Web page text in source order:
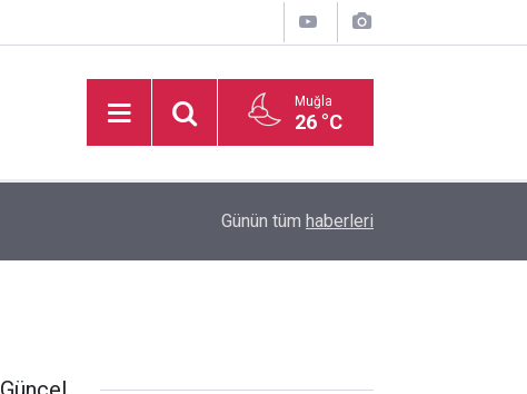
Muğla
26 °C
Günün tüm haberleri